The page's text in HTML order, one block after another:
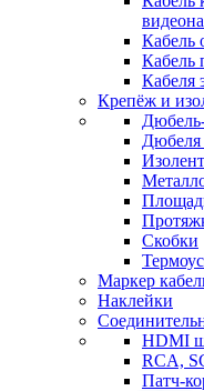
Кабель
Кабель
Кабеля
Крепёж и
Дюбеля
Скобки
Маркер
Наклейки
HDMI
RCA,
Патч-